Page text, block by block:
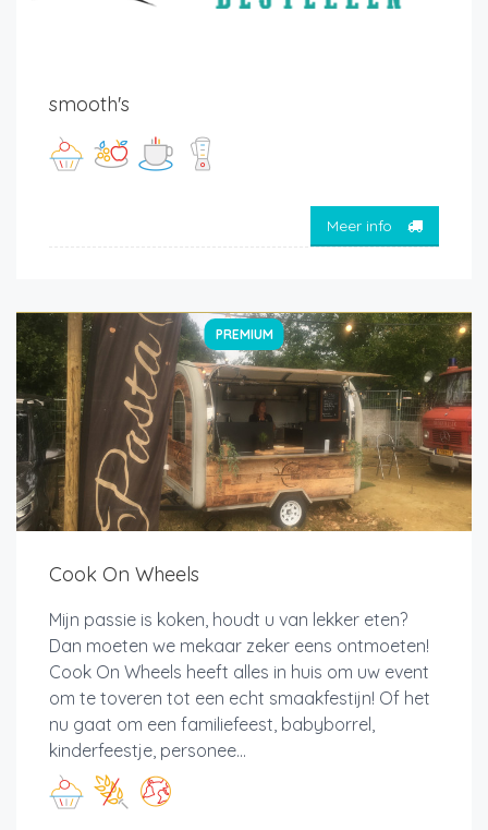
smooth's
Meer info
PREMIUM
Cook On Wheels
Mijn passie is koken, houdt u van lekker eten?
Dan moeten we mekaar zeker eens ontmoeten!
Cook On Wheels heeft alles in huis om uw event
om te toveren tot een echt smaakfestijn! Of het
nu gaat om een familiefeest, babyborrel,
kinderfeestje, personee...